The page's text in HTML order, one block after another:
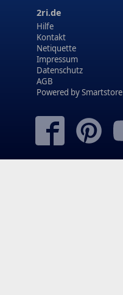
2ri.de
Hilfe
Kontakt
Netiquette
Impressum
Datenschutz
AGB
Powered bySmartstore